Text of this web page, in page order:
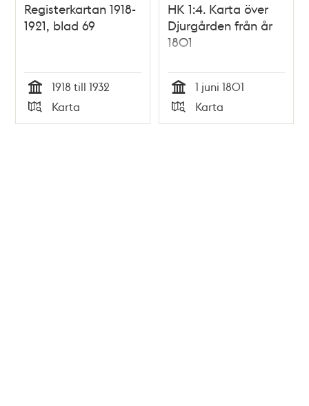
Registerkartan 1918-
1921, blad 69
Tid
1918 till 1932
Typ
Karta
HK 1:4. Karta över
Djurgården från år
1801
Tid
1 juni 1801
Typ
Karta